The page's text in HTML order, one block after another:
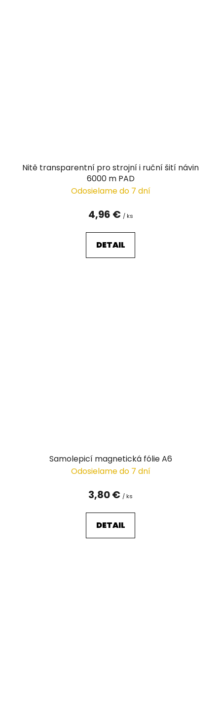
Nitě transparentní pro strojní i ruční šití návin
6000 m PAD
Odosielame do 7 dní
4,96 € / ks
DETAIL
Samolepicí magnetická fólie A6
Odosielame do 7 dní
3,80 € / ks
DETAIL